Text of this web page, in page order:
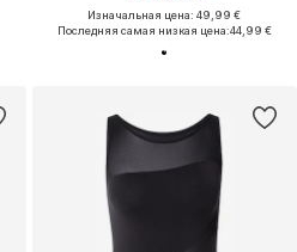
Изначальная цена: 49,99 €
Последняя самая низкая цена:44,99 €